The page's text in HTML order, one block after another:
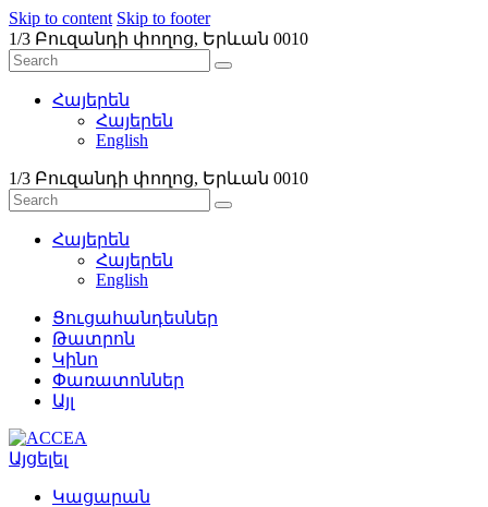
Skip to content Skip to footer
1/3 Բուզանդի փողոց, Երևան 0010
Հայերեն
Հայերեն
English
1/3 Բուզանդի փողոց, Երևան 0010
Հայերեն
Հայերեն
English
Ցուցահանդեսներ
Թատրոն
Կինո
Փառատոններ
Այլ
Այցելել
Կացարան